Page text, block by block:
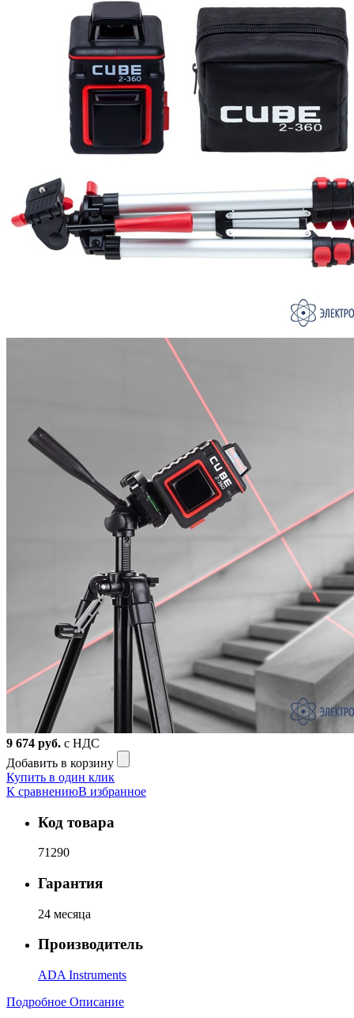
9 674 руб. с НДС
Добавить в корзину
Купить в один клик
К сравнениюВ избранное
Код товара
71290
Гарантия
24 месяца
Производитель
ADA Instruments
Подробное Описание